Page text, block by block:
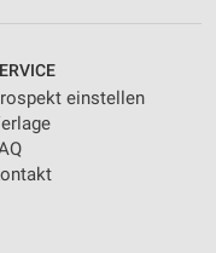
einstellen